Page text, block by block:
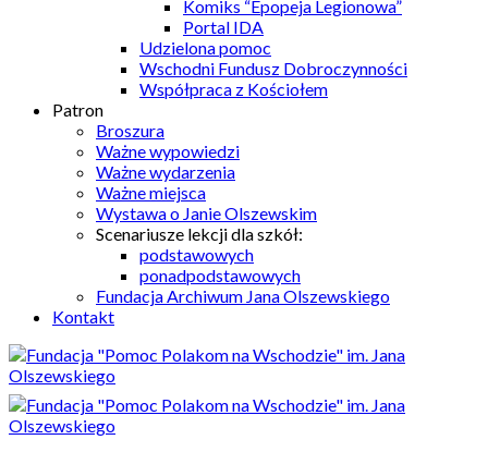
Komiks “Epopeja Legionowa”
Portal IDA
Udzielona pomoc
Wschodni Fundusz Dobroczynności
Współpraca z Kościołem
Patron
Broszura
Ważne wypowiedzi
Ważne wydarzenia
Ważne miejsca
Wystawa o Janie Olszewskim
Scenariusze lekcji dla szkół:
podstawowych
ponadpodstawowych
Fundacja Archiwum Jana Olszewskiego
Kontakt